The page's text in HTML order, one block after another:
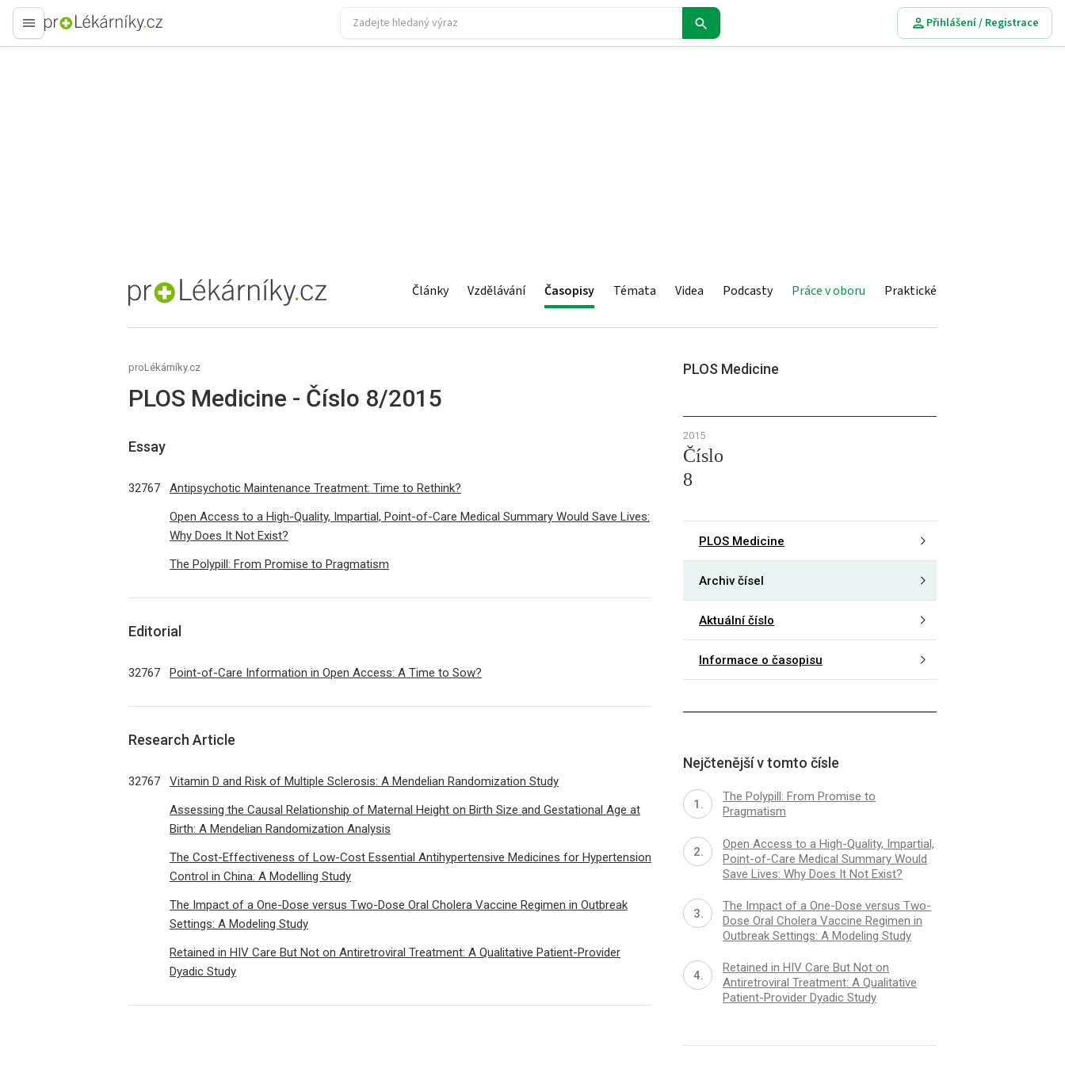
proLékaře.cz
Přihlášení / Registrace
proLékaře.cz Články Vzdělávání Časopisy Témata Videa Podcasty Práce v oboru Praktické
proLékárníky.cz
PLOS Medicine - Číslo 8/2015
Essay
32767
Antipsychotic Maintenance Treatment: Time to Rethink?
Open Access to a High-Quality, Impartial, Point-of-Care Medical Summary Would Save Lives:
Why Does It Not Exist?
The Polypill: From Promise to Pragmatism
Editorial
32767 Point-of-Care Information in Open Access: A Time to Sow?
Research Article
32767
Vitamin D and Risk of Multiple Sclerosis: A Mendelian Randomization Study
Assessing the Causal Relationship of Maternal Height on Birth Size and Gestational Age at
Birth: A Mendelian Randomization Analysis
The Cost-Effectiveness of Low-Cost Essential Antihypertensive Medicines for Hypertension
Control in China: A Modelling Study
The Impact of a One-Dose versus Two-Dose Oral Cholera Vaccine Regimen in Outbreak
Settings: A Modeling Study
Retained in HIV Care But Not on Antiretroviral Treatment: A Qualitative Patient-Provider
Dyadic Study
PLOS Medicine
2015
Číslo
8
PLOS Medicine
Archiv čísel
Aktuální číslo
Informace o časopisu
Nejčtenější v tomto čísle
The Polypill: From Promise to
Pragmatism
Open Access to a High-Quality, Impartial,
Point-of-Care Medical Summary Would
Save Lives: Why Does It Not Exist?
The Impact of a One-Dose versus Two-
Dose Oral Cholera Vaccine Regimen in
Outbreak Settings: A Modeling Study
Retained in HIV Care But Not on
Antiretroviral Treatment: A Qualitative
Patient-Provider Dyadic Study